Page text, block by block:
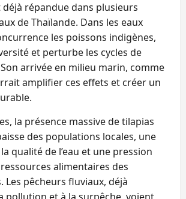
déjà répandue dans plusieurs
de Thaïlande. Dans les eaux
les poissons indigènes,
et perturbe les cycles de
arrivée en milieu marin, comme
amplifier ces effets et créer un
la présence massive de tilapias
des populations locales, une
qualité de l’eau et une pression
alimentaires des
Les pêcheurs fluviaux, déjà